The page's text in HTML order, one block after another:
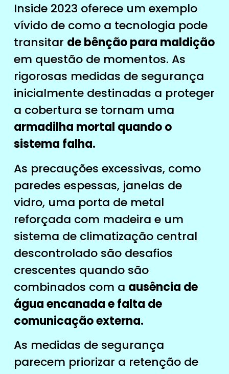
Inside 2023 oferece um exemplo
vívido de como a tecnologia pode
transitar de bênção para maldição
em questão de momentos. As
rigorosas medidas de segurança
inicialmente destinadas a proteger
a cobertura se tornam uma
armadilha mortal quando o
sistema falha.
As precauções excessivas, como
paredes espessas, janelas de
vidro, uma porta de metal
reforçada com madeira e um
sistema de climatização central
descontrolado são desafios
crescentes quando são
combinados com a ausência de
água encanada e falta de
comunicação externa.
As medidas de segurança
parecem priorizar a retenção de